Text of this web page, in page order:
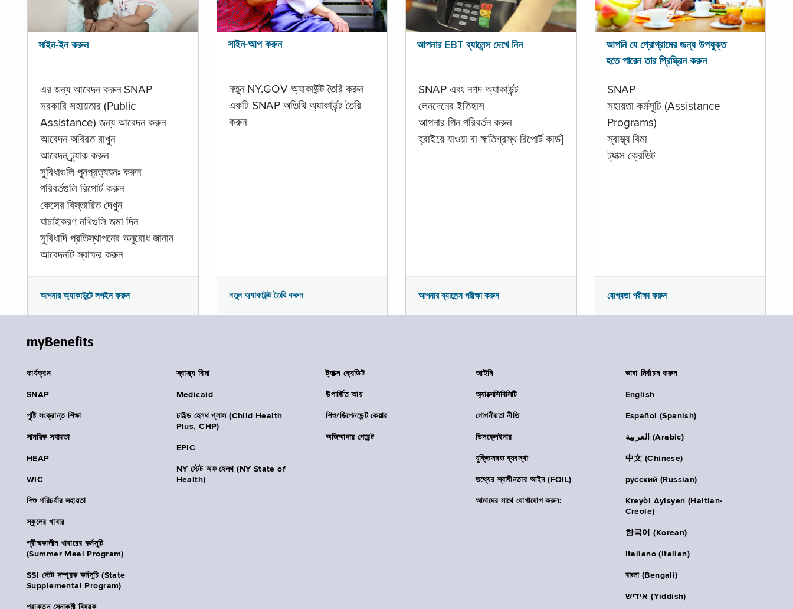
সাইন-ইন করুন
এর জন্য আবেদন করুন SNAP
সরকারি সহায়তার (Public
Assistance) জন্য আবেদন করুন
আবেদন অবিরত রাখুন
আবেদন ট্র্যাক করুন
সুবিধাগুলি পুনপ্রত্যয়নঃ করুন
পরিবর্তগুলি রিপোর্ট করুন
কেসের বিস্তারিত দেখুন
যাচাইকরণ নথিগুলি জমা দিন
সুবিধাদি প্রতিস্থাপনের অনুরোধ জানান
আবেদনটি স্বাক্ষর করুন
আপনার অ্যাকাউন্টে লগইন করুন
সাইন-আপ করুন
নতুন NY.GOV অ্যাকাউন্ট তৈরি করুন
একটি SNAP অতিথি অ্যাকাউন্ট তৈরি
করুন
নতুন অ্যাকাউন্ট তৈরি করুন
আপনার EBT ব্যালেন্স দেখে নিন
SNAP এবং নগদ অ্যাকাউন্ট
লেনদেনের ইতিহাস
আপনার পিন পরিবর্তন করুন
হ্রাইয়ে যাওয়া বা ক্ষতিগ্রস্থ রিপোর্ট কার্ড]
আপনার ব্যালেন্স পরীক্ষা করুন
আপনি যে প্রোগ্রামের জন্য উপযুক্ত
হতে পারেন তার প্রিস্ক্রিন করুন
SNAP
সহায়তা কর্মসূচি (Assistance
Programs)
স্বাস্থ্য বিমা
ট্যাক্স ক্রেডিট
যোগ্যতা পরীক্ষা করুন
myBenefits
কার্যক্রম
SNAP
পুষ্টি সংক্রান্ত শিক্ষা
সাময়িক সহায়তা
HEAP
WIC
শিশু পরিচর্যার সহায়তা
স্কুলের খাবার
গ্রীষ্মকালীন খাবারের কর্মসূচি
(Summer Meal Program)
SSI স্টেট সম্পূরক কর্মসূচি (State
Supplemental Program)
প্রাক্তন সেনাকর্মী বিষয়ক
স্বাস্থ্য বিমা
Medicaid
চাইল্ড হেলথ প্লাস (Child Health
Plus, CHP)
EPIC
NY স্টেট অফ হেলথ (NY State of
Health)
ট্যাক্স ক্রেডিট
উপার্জিত আয়
শিশু/ডিপেনডেন্ট কেয়ার
অজিম্মাদার পেরেন্ট
আইনি
অ্যাক্সেসিবিলিটি
গোপনীয়তা নীতি
ডিসক্লেইমার
যুক্তিসঙ্গত ব্যবস্থা
তথ্যের স্বাধীনতার আইন (FOIL)
আমাদের সাথে যোগাযোগ করুন:
ভাষা নির্বাচন করুন
English
Español (Spanish)
العربية (Arabic)
中文 (Chinese)
русский (Russian)
Kreyòl Ayisyen (Haitian-
Creole)
한국어 (Korean)
Italiano (Italian)
বাংলা (Bengali)
אידיש (Yiddish)